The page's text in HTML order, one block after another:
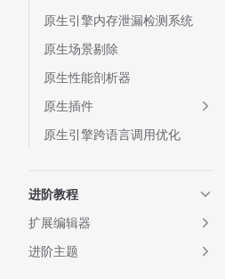
原生引擎内存泄漏检测系统
原生场景剔除
原生性能剖析器
原生插件
原生引擎跨语言调用优化
进阶教程
扩展编辑器
进阶主题